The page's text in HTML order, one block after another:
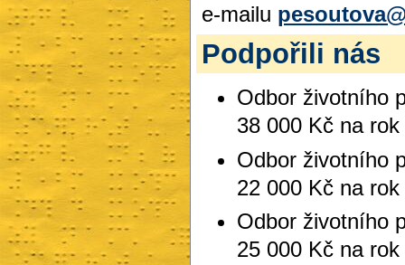
e-mailu
Podpořili nás
Odbor životního
38 000 Kč na rok
Odbor životního
22 000 Kč na rok
Odbor životního
25 000 Kč na rok